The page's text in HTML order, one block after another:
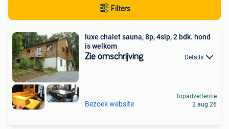
Filters
luxe chalet sauna, 8p, 4slp, 2 bdk. hond
is welkom
Zie omschrijving Details
Bezoek website
Topadvertentie
2 aug 26